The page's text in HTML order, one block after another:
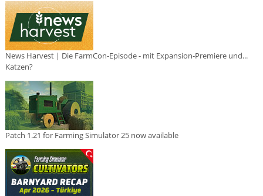
News Harvest | Die FarmCon-Episode - mit Expansion-Premiere und...
Katzen?
Patch 1.21 for Farming Simulator 25 now available